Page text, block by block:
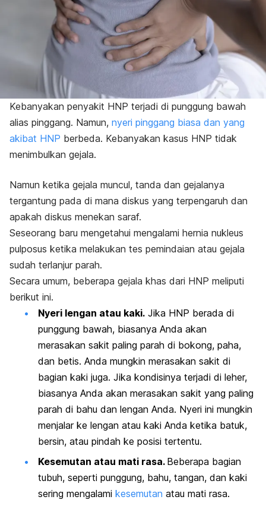
Kebanyakan penyakit HNP terjadi di punggung bawah
alias pinggang. Namun, nyeri pinggang biasa dan yang
akibat HNP berbeda. Kebanyakan kasus HNP tidak
menimbulkan gejala.
Namun ketika gejala muncul, tanda dan gejalanya
tergantung pada di mana diskus yang terpengaruh dan
apakah diskus menekan saraf.
Seseorang baru mengetahui mengalami hernia nukleus
pulposus ketika melakukan tes pemindaian atau gejala
sudah terlanjur parah.
Secara umum, beberapa gejala khas dari HNP meliputi
berikut ini.
Nyeri lengan atau kaki. Jika HNP berada di
punggung bawah, biasanya Anda akan
merasakan sakit paling parah di bokong, paha,
dan betis. Anda mungkin merasakan sakit di
bagian kaki juga. Jika kondisinya terjadi di leher,
biasanya Anda akan merasakan sakit yang paling
parah di bahu dan lengan Anda. Nyeri ini mungkin
menjalar ke lengan atau kaki Anda ketika batuk,
bersin, atau pindah ke posisi tertentu.
Kesemutan atau mati rasa. Beberapa bagian
tubuh, seperti punggung, bahu, tangan, dan kaki
sering mengalami kesemutan atau mati rasa.